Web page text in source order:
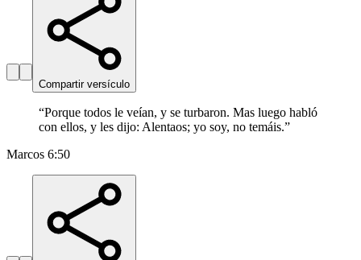
Compartir versículo
“Porque todos le veían, y se turbaron. Mas luego habló
con ellos, y les dijo: Alentaos; yo soy, no temáis.”
Marcos 6:50